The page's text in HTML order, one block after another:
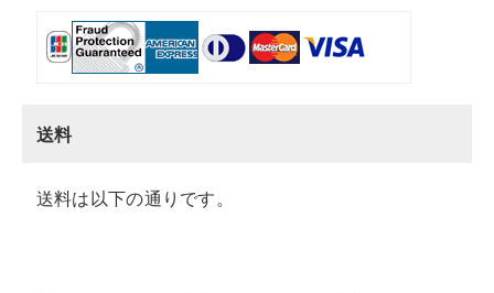
送料
送料は以下の通りです。